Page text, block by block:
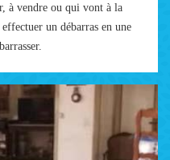
à vendre ou qui vont à la
un débarras en une